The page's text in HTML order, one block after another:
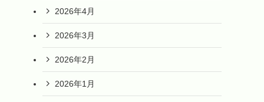
2026年4月
2026年3月
2026年2月
2026年1月